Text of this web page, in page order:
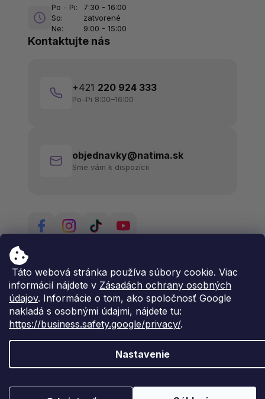
Táto webová stránka používa súbory cookie. Viac
informácií nájdete v Zásadách ochrany osobných
údajov. Informácie o tom, ako spoločnosť Google
nakladá s osobnými údajmi, nájdete tu:
https://business.safety.google/privacy/.
Nastavenie
Kontaktujte nás
+421 220 924 333
Po–Pi 8:00–16:00
objednavky@natima.sk
Sme vám k dispozícii
Po - Pi:
7:30 - 16:00
So:
zatvorené
Ne:
9:00 - 15:00
Vytvoril Shoptet Premium
. Všetky práva vyhradené.